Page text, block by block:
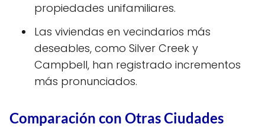
propiedades unifamiliares.
Las viviendas en vecindarios más
deseables, como Silver Creek y
Campbell, han registrado incrementos
más pronunciados.
Comparación con Otras Ciudades